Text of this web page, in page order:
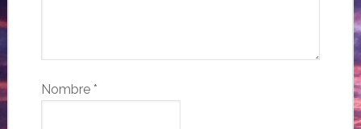
Nombre *